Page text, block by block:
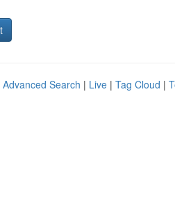
Advanced Search | Live | Tag Cloud |